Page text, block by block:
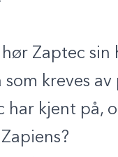
Zaptec
kreves
har kjent på,